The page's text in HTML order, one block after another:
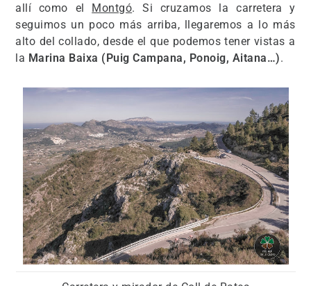
allí como el Montgó. Si cruzamos la carretera y
seguimos un poco más arriba, llegaremos a lo más
alto del collado, desde el que podemos tener vistas a
la Marina Baixa (Puig Campana, Ponoig, Aitana…).